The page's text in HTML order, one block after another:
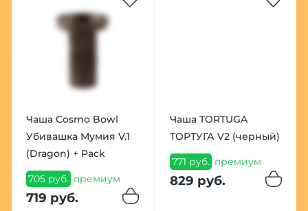
Чаша Cosmo Bowl
Убивашка Мумия V.1
(Dragon) + Pack
705 руб. премиум
719 руб.
Чаша TORTUGA
ТОРТУГА V2 (черный)
771 руб. премиум
829 руб.